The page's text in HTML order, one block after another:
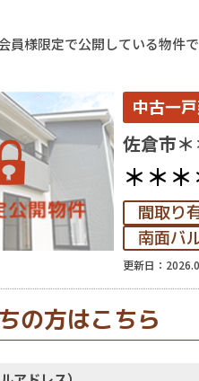
員様限定で公開している物件
中古一
佐倉市＊
＊＊＊
間取り
南面バ
更新日：
の方はこちら